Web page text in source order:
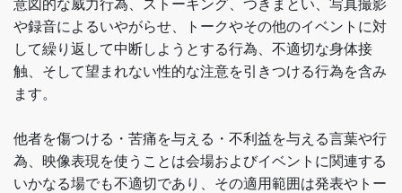
意図的な威力行為、ストーキング、つきまとい、写真撮影
や録音によるいやがらせ、トークやその他のイベントに対
して繰り返して中断しようとする行為、不適切な身体接
触、そして望まれない性的な注意を引きつける行為を含み
ます。
他者を傷つける・苦痛を与える・不利益を与える言葉や行
為、映像表現を使うことは会場およびイベントに関連する
いかなる場でも不適切であり、その適用範囲は発表やトー